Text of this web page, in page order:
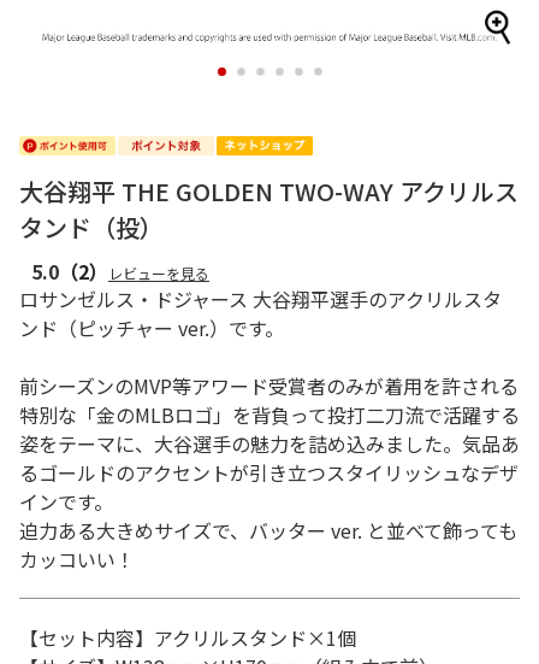
1 2 3 4 5 6
大谷翔平 THE GOLDEN TWO-WAY アクリルス
タンド（投）
5.0 （2） レビューを見る
ロサンゼルス・ドジャース 大谷翔平選手のアクリルスタ
ンド（ピッチャー ver.）です。
前シーズンのMVP等アワード受賞者のみが着用を許される
特別な「金のMLBロゴ」を背負って投打二刀流で活躍する
姿をテーマに、大谷選手の魅力を詰め込みました。気品あ
るゴールドのアクセントが引き立つスタイリッシュなデザ
インです。
迫力ある大きめサイズで、バッター ver. と並べて飾っても
カッコいい！
【セット内容】アクリルスタンド×1個